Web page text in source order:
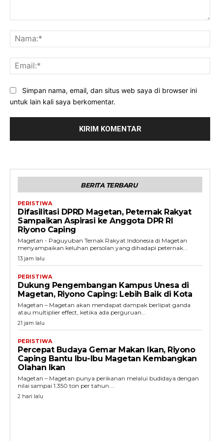
Simpan nama, email, dan situs web saya di browser ini
untuk lain kali saya berkomentar.
BERITA TERBARU
PERISTIWA
Difasilitasi DPRD Magetan, Peternak Rakyat
Sampaikan Aspirasi ke Anggota DPR RI
Riyono Caping
Magetan - Paguyuban Ternak Rakyat Indonesia di Magetan
menyampaikan keluhan persolan yang dihadapi peternak...
13 jam lalu
PERISTIWA
Dukung Pengembangan Kampus Unesa di
Magetan, Riyono Caping: Lebih Baik di Kota
Magetan – Magetan akan mendapat dampak berlipat ganda
atau multiplier effect, ketika ada perguruan...
21 jam lalu
PERISTIWA
Percepat Budaya Gemar Makan Ikan, Riyono
Caping Bantu Ibu-Ibu Magetan Kembangkan
Olahan Ikan
Magetan – Magetan punya perikanan melalui budidaya dengan
nilai sampai 1.350 ton per tahun....
2 hari lalu